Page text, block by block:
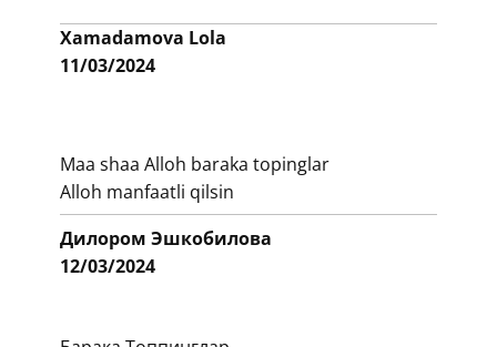
​​Xamadamova Lola
11/03/2024
​Maa shaa Alloh baraka topinglar
Alloh manfaatli qilsin
​​Дилором Эшкобилова
12/03/2024